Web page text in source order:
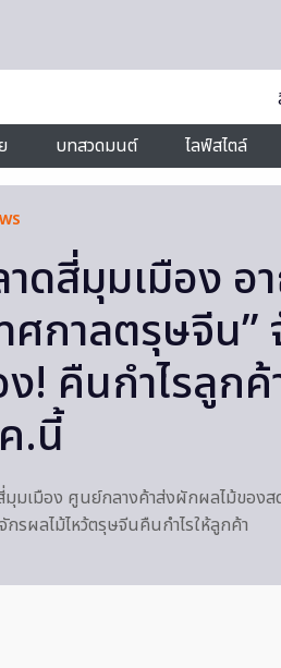
บทสวดมนต์ ไลฟ์สไตล์
ดสี่มุมเมือง อ
ศกาลตรุษจีน
! คืนกำไรลูก
.นี้
มุมเมือง ศูนย์กลางค้าส่งผักผลไม้ของส
กรผลไม้ไหว้ตรุษจีนคืนกำไรให้ลูกค้า